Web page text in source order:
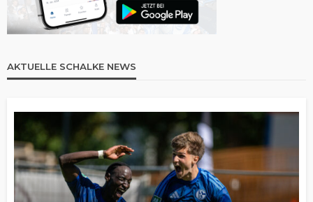
AKTUELLE SCHALKE NEWS